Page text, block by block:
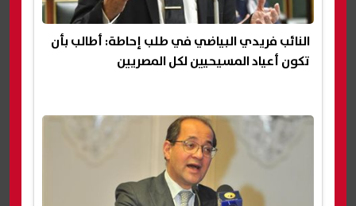
النائب فريدي البياضي في طلب إحاطة: أطالب بأن
تكون أعياد المسيحيين لكل المصريين